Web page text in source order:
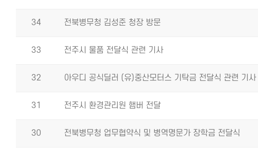
34 전북병무청 김성준 청장 방문
33 전주시 물품 전달식 관련 기사
32 아우디 공식딜러 (유)중산모터스 기탁금 전달식 관련 기사
31 전주시 환경관리원 햄버 전달
30 전북병무청 업무협약식 및 병역명문가 장학금 전달식